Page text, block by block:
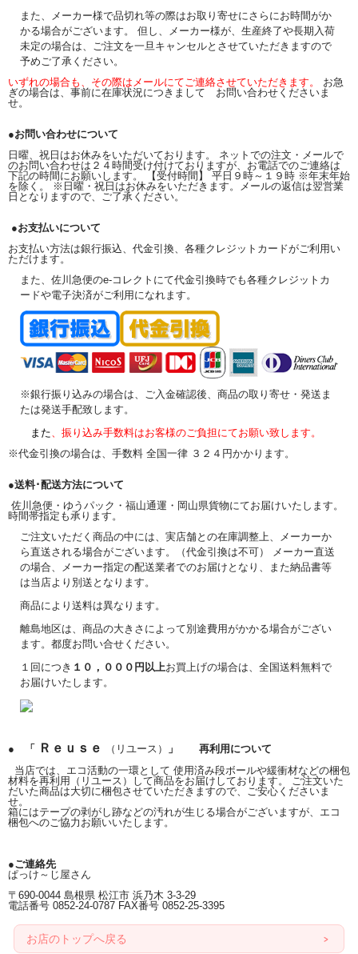
また、メーカー様で品切れ等の際はお取り寄せにさらにお時間がか
かる場合がございます。 但し、メーカー様が、生産終了や長期入荷
未定の場合は、ご注文を一旦キャンセルとさせていただきますので
予めご了承ください。
いずれの場合も、その際はメールにてご連絡させていただきます。 お急
ぎの場合は、事前に在庫状況につきまして お問い合わせくださいま
せ。
●お問い合わせについて
日曜、祝日はお休みをいただいております。 ネットでの注文・メールで
のお問い合わせは２４時間受け付けておりますが、お電話でのご連絡は
下記の時間にお願いします。 【受付時間】 平日９時～１９時 ※年末年始
を除く。 ※日曜・祝日はお休みをいただきます。メールの返信は翌営業
日となりますので、ご了承ください。
●お支払いについて
お支払い方法は銀行振込、代金引換、各種クレジットカードがご利用い
ただけます。
また、佐川急便のe-コレクトにて代金引換時でも各種クレジットカ
ードや電子決済がご利用になれます。
※銀行振り込みの場合は、ご入金確認後、商品の取り寄せ・発送ま
たは発送手配致します。
また 、振り込み手数料はお客様のご負担にてお願い致します。
※代金引換の場合は、手数料 全国一律 ３２４円かかります。
●送料･配送方法について
佐川急便・ゆうパック・福山通運・岡山県貨物にてお届けいたします。
時間帯指定も承ります。
ご注文いただく商品の中には、実店舗との在庫調整上、メーカーか
ら直送される場合がございます。（代金引換は不可） メーカー直送
の場合、メーカー指定の配送業者でのお届けとなり、また納品書等
は当店より別送となります。
商品により送料は異なります。
離島地区は、商品の大きさによって別途費用がかかる場合がござい
ます。都度お問い合せください。
１回につき １０，０００円以上お買上げの場合は、全国送料無料で
お届けいたします。
● 「 Ｒｅｕｓｅ （リユース）
」 再利用について
当店では、エコ活動の一環として 使用済み段ボールや緩衝材などの梱包
材料を再利用（リユース）して商品をお届けしております。 ご注文いた
だいた商品は大切に梱包させていただきますので、ご安心くださいま
せ。
箱にはテープの剥がし跡などの汚れが生じる場合がございますが、エコ
梱包へのご協力お願いいたします。
●ご連絡先
ぱっけ～じ屋さん
〒690-0044 島根県 松江市 浜乃木 3-3-29
電話番号 0852-24-0787 FAX番号 0852-25-3395
お店のトップへ戻る